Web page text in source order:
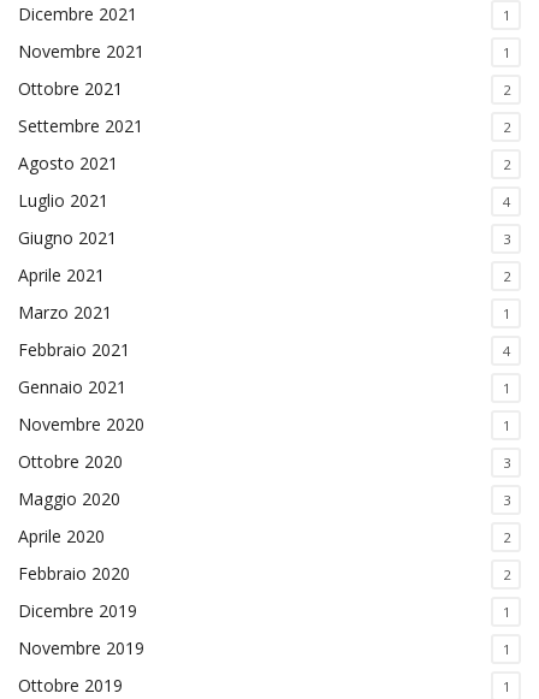
Dicembre 2021 1
Novembre 2021 1
Ottobre 2021 2
Settembre 2021 2
Agosto 2021 2
Luglio 2021 4
Giugno 2021 3
Aprile 2021 2
Marzo 2021 1
Febbraio 2021 4
Gennaio 2021 1
Novembre 2020 1
Ottobre 2020 3
Maggio 2020 3
Aprile 2020 2
Febbraio 2020 2
Dicembre 2019 1
Novembre 2019 1
Ottobre 2019 1